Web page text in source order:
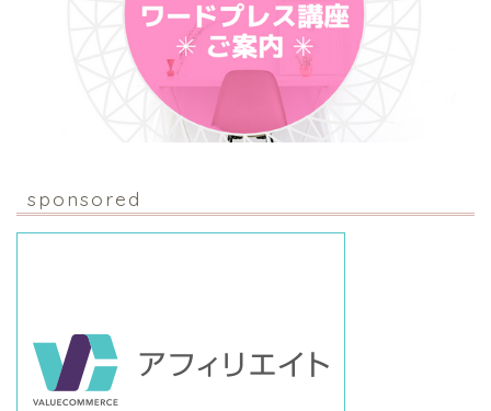
sponsored